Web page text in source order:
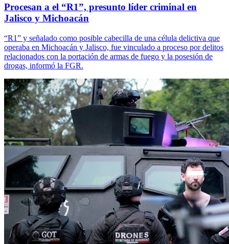
Procesan a el “R1”, presunto líder criminal en
Jalisco y Michoacán
“R1” y señalado como posible cabecilla de una célula delictiva que
operaba en Michoacán y Jalisco, fue vinculado a proceso por delitos
relacionados con la portación de armas de fuego y la posesión de
drogas, informó la FGR.